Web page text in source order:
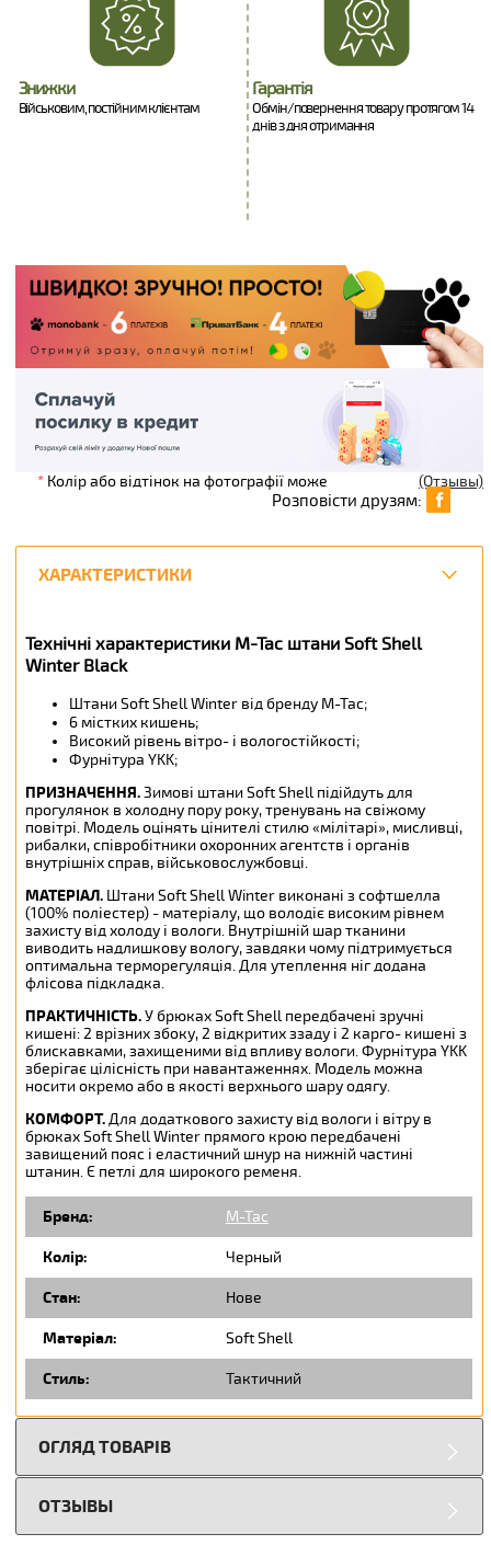
Знижки
Військовим, постійним клієнтам
Гарантія
Обмін/повернення товару протягом 14
днів з дня отримання
(Отзывы)
Розповісти друзям:
ХАРАКТЕРИСТИКИ
Технічні характеристики M-Tac штани Soft Shell
Winter Black
Штани Soft Shell Winter від бренду M-Tac;
6 містких кишень;
Високий рівень вітро- і вологостійкості;
Фурнітура YKK;
ПРИЗНАЧЕННЯ.Зимові штани Soft Shell підійдуть для
прогулянок в холодну пору року, тренувань на свіжому
повітрі. Модель оцінять цінителі стилю «мілітарі», мисливці,
рибалки, співробітники охоронних агентств і органів
внутрішніх справ, військовослужбовці.
МАТЕРІАЛ. Штани Soft Shell Winter виконані з софтшелла
(100% поліестер) - матеріалу, що володіє високим рівнем
захисту від холоду і вологи. Внутрішній шар тканини
виводить надлишкову вологу, завдяки чому підтримується
оптимальна терморегуляція. Для утеплення ніг додана
флісова підкладка.
ПРАКТИЧНІСТЬ.У брюках Soft Shell передбачені зручні
кишені: 2 врізних збоку, 2 відкритих ззаду і 2 карго- кишені з
блискавками, захищеними від впливу вологи. Фурнітура YKK
зберігає цілісність при навантаженнях. Модель можна
носити окремо або в якості верхнього шару одягу.
КОМФОРТ.Для додаткового захисту від вологи і вітру в
брюках Soft Shell Winter прямого крою передбачені
завищений пояс і еластичний шнур на нижній частині
штанин. Є петлі для широкого ременя.
Бренд: M-Tac
Колір: Черный
Стан: Нове
Матеріал: Soft Shell
Стиль: Тактичний
ОГЛЯД ТОВАРІВ
ОТЗЫВЫ
*Колір або відтінок на фотографії може